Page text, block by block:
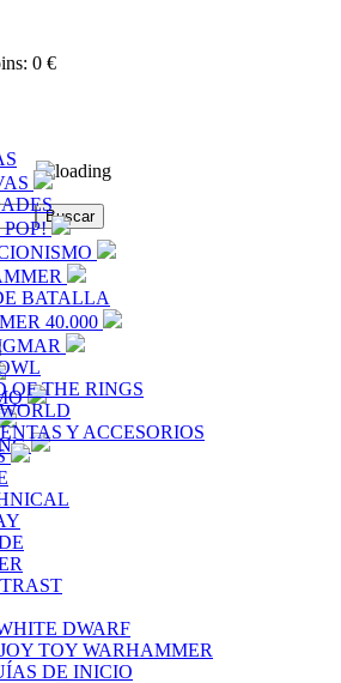
0 €
POP!
BATALLA
40.000
OF THE RINGS
Y ACCESORIOS
DWARF
TOY WARHAMMER
DE INICIO